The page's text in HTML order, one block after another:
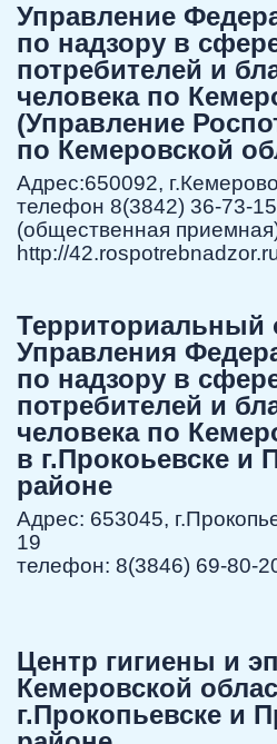
Управление
по надзору в
потребителей и
человека по
(Управление
по Кемеровской
Адрес:650092,
телефон 8(3842) 36-73-
(общественная
http://
Территориальный
Управления
по надзору в
потребителей и
человека по
в г.Прокоьевске и
районе
Адрес: 653045,
19
телефон: 8(3846) 69-80-
Центр гигиены и
Кемеровской
г.Прокопьевске и